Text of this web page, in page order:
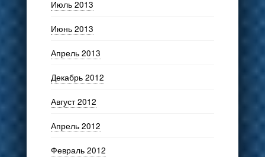
Июль 2013
Июнь 2013
Апрель 2013
Декабрь 2012
Август 2012
Апрель 2012
Февраль 2012